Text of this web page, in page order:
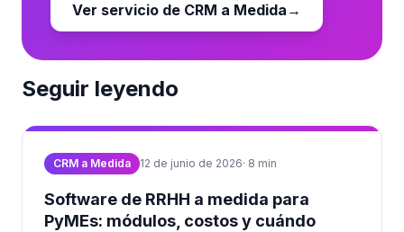
Ver servicio de CRM a Medida →
Seguir leyendo
CRM a Medida 12 de junio de 2026· 8 min
Software de RRHH a medida para
PyMEs: módulos, costos y cuándo